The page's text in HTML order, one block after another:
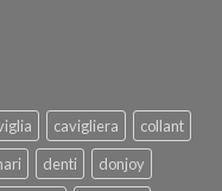
cavigliera
collant
denti
donjoy